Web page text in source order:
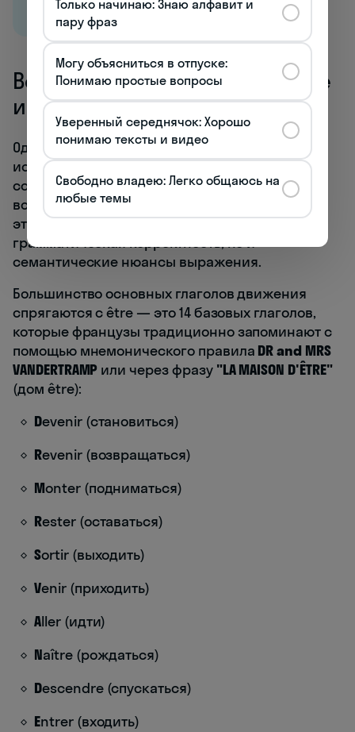
Вспомогательные глаголы être
и avoir с глаголами движения
Одна из главных сложностей при
использовании глаголов движения в passé
composé — правильный выбор
вспомогательного глагола: être или avoir. От
этого выбора зависит не только
грамматическая корректность, но и
семантические нюансы выражения.
Большинство основных глаголов движения
спрягаются с être — это 14 базовых глаголов,
которые французы традиционно запоминают с
помощью мнемонического правила DR and MRS
VANDERTRAMP или через фразу "LA MAISON D'ÊTRE"
(дом être):
Devenir (становиться)
Revenir (возвращаться)
Monter (подниматься)
Rester (оставаться)
Sortir (выходить)
Venir (приходить)
Aller (идти)
Naître (рождаться)
Descendre (спускаться)
Entrer (входить)
Только начинаю: Знаю алфавит и
пару фраз
Могу объясниться в отпуске:
Понимаю простые вопросы
Уверенный середнячок: Хорошо
понимаю тексты и видео
Свободно владею: Легко общаюсь на
любые темы